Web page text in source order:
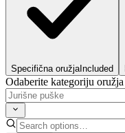
Specifična oružja Included
Odaberite kategoriju oružja